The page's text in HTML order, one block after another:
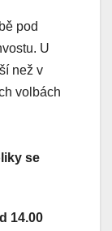
pod
U
než v
volbách
se
14.00